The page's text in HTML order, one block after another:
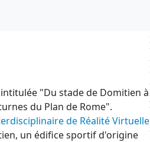
"Du stade de Domitien à
du Plan de Rome".
de Réalité Virtuelle
un édifice sportif d'origine